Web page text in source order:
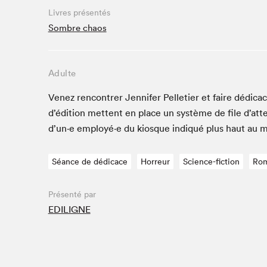
Café La Presse
Espace Côte-des-Neiges
La lecture en cadeau
Le grand jeu de lecture à voix haute du Salon du livre
de Montréal
Lettres québécoises au Salon
Louisiane enracinée et branchée
SLM PRO
Zone Manga
Livres présentés
Sombre chaos
Adulte
Venez ren­con­tr­er Jen­nifer Pel­leti­er et faire
d’édi­tion met­tent en place un sys­tème de file
d’un·e employé·e du kiosque indiqué plus haut au
Séance de dédicace Horreur Science-fiction
Présenté par
EDILIGNE